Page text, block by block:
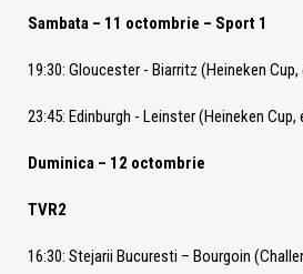
Sambata – 11 octombrie – Sport 1
19:30: Gloucester - Biarritz (Heineken Cup,
23:45: Edinburgh - Leinster (Heineken Cup,
Duminica – 12 octombrie
TVR2
16:30: Stejarii Bucuresti – Bourgoin